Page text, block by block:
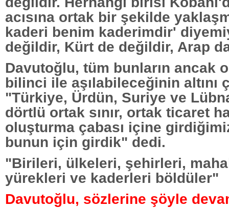
acısına ortak bir şekilde
kaderi benim kaderimdir'
değildir, Kürt de değildir, Arap
Davutoğlu, tüm bunların ancak
bilinci ile aşılabileceğinin altını
"Türkiye, Ürdün, Suriye ve
dörtlü ortak sınır, ortak ticaret
oluşturma çabası içine
bunun için girdik" dedi.
"Birileri, ülkeleri, şehirleri,
yürekleri ve kaderleri böldüler"
Davutoğlu, sözlerine şöyle